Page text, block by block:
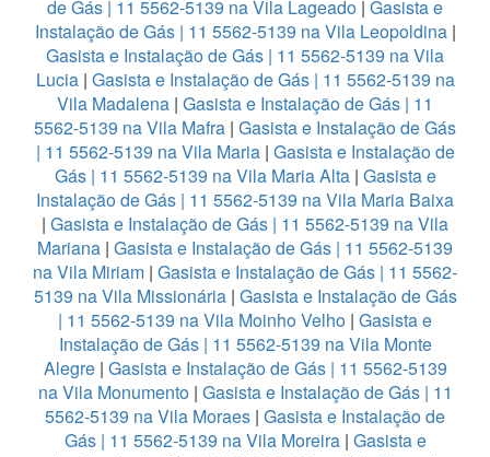
de Gás | 11 5562-5139 na Vila Lageado | Gasista e
Instalação de Gás | 11 5562-5139 na Vila Leopoldina|
Gasista e Instalação de Gás | 11 5562-5139 na Vila
Lucia| Gasista e Instalação de Gás | 11 5562-5139 na
Vila Madalena | Gasista e Instalação de Gás | 11
5562-5139 na Vila Mafra | Gasista e Instalação de Gás
| 11 5562-5139 na Vila Maria| Gasista e Instalação de
Gás | 11 5562-5139 na Vila Maria Alta| Gasista e
Instalação de Gás | 11 5562-5139 na Vila Maria Baixa
| Gasista e Instalação de Gás | 11 5562-5139 na Vila
Mariana | Gasista e Instalação de Gás | 11 5562-5139
na Vila Miriam | Gasista e Instalação de Gás | 11 5562-
5139 na Vila Missionária| Gasista e Instalação de Gás
| 11 5562-5139 na Vila Moinho Velho | Gasista e
Instalação de Gás | 11 5562-5139 na Vila Monte
Alegre| Gasista e Instalação de Gás | 11 5562-5139
na Vila Monumento| Gasista e Instalação de Gás | 11
5562-5139 na Vila Moraes | Gasista e Instalação de
Gás | 11 5562-5139 na Vila Moreira| Gasista e